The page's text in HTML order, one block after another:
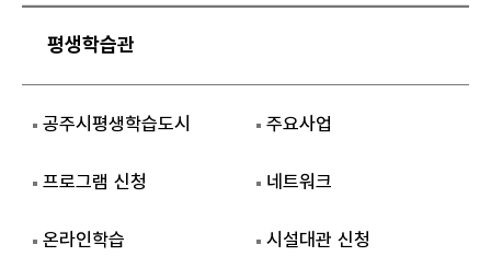
평생학습관
공주시평생학습도시 주요사업
프로그램 신청 네트워크
온라인학습 시설대관 신청